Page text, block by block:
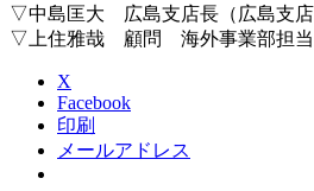
▽中島匡大 広島支店長（広島支
▽上住雅哉 顧問 海外事業部担当
X
Facebook
印刷
メールアドレス